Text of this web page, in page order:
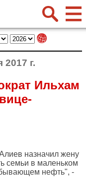
г.
Ильхам
назначил жену
семьи в маленьком
нефть", -